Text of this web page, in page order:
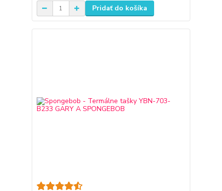
Pridať do košíka